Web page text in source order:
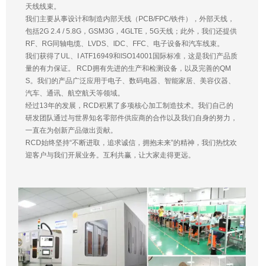
天线线束。
我们主要从事设计和制造内部天线（PCB/FPC/铁件），外部天线，
包括2G 2.4 / 5.8G，GSM3G，4GLTE，5G天线；此外，我们还提供
RF、RG同轴电缆、LVDS、IDC、FFC、电子设备和汽车线束。
我们获得了UL、I ATF16949和ISO14001国际标准，这是我们产品质
量的有力保证。 RCD拥有先进的生产和检测设备，以及完善的QM
S。我们的产品广泛应用于电子、数码电器、智能家居、美容仪器、
汽车、通讯、航空航天等领域。
经过13年的发展，RCD积累了多项核心加工制造技术。我们自己的
研发团队通过与世界知名零部件供应商的合作以及我们自身的努力，
一直在为创新产品做出贡献。
RCD始终坚持“不断进取，追求诚信，拥抱未来”的精神，我们热忱欢
迎客户与我们开展业务。互利共赢，让大家走得更远。